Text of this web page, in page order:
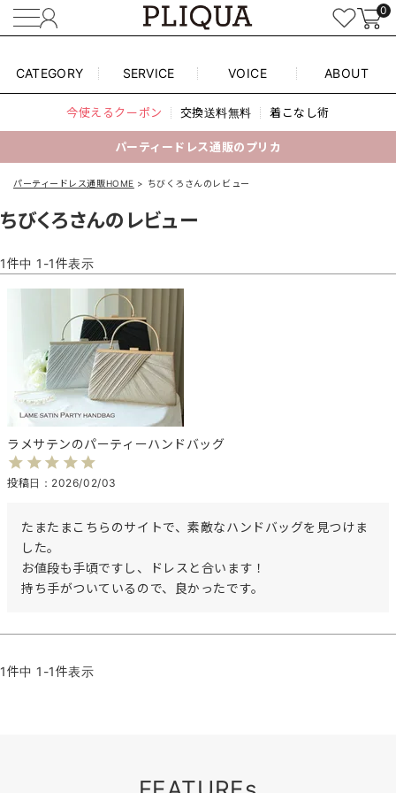
0
CATEGORY SERVICE VOICE ABOUT
今使えるクーポン 交換送料無料 着こなし術
パーティードレス通販のプリカ
パーティードレス通販HOME ちびくろさんのレビュー
ちびくろさんのレビュー
1件中 1 -1件表示
ラメサテンのパーティーハンドバッグ
投稿日 2026/02/03
たまたまこちらのサイトで、素敵なハンドバッグを見つけま
した。
お値段も手頃ですし、ドレスと合います！
持ち手がついているので、良かったです。
1件中 1 -1件表示